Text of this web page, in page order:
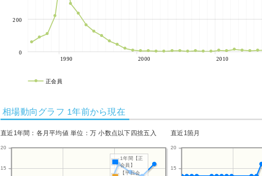
1990 2000 2010
0
200
正会員
相場動向グラフ 1年前から現在
直近1年間：各月平均値 単位：万 小数点以下四捨五入 直近1箇月
15
20
1年間【正
会員】
【平日会
15
20